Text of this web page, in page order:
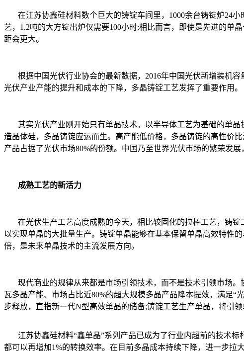
在江苏协鑫硅材料数个巨大的铸锭车间里，1000余台铸锭炉24小
艺，1.2吨的大方锭出炉仅需要100小时;相比而言，即使是先进的单
距会更大。
根据中国光伏行业协会的最新数据，2016年中国光伏新增装机容
光伏产业产能的提升和成本的下降，多晶铸锭工艺发挥了重要作用。
其实光伏产业刚开始只有单晶技术，以半导体工艺为基础的单晶
造晶体硅，多晶铸锭应运而生。高产能低价格，多晶铸锭的高性价
产品占据了光伏市场80%的份额。中国乃至世界光伏市场的繁荣发展
成熟工艺的新活力
在光伏生产工艺高度成熟的今天，相比较固化的拉棒工艺，铸锭
以实现单晶的大批量生产。铸锭单晶能够在基本保留单晶高效特性
倍，是未来单晶技术的主流发展方向。
现代商业的规律从来都是市场引领技术，而不是技术引领市场。
瓦多晶产能、市场占比近80%的超大规模多晶产品降本提效，满足“
步释放，直指新一代N型高效单晶的储备;铸锭工艺生产单晶，将引领
江苏协鑫硅材料“鑫单晶”系列产品已成为了行业内超前的技术标
都可以再增加1%的转换效率。在目前多晶成本持续下降，进一步